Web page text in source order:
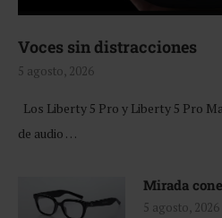
Voces sin distracciones
5 agosto, 2026
Los Liberty 5 Pro y Liberty 5 Pro
de audio …
Mirada
5 agosto, 2026